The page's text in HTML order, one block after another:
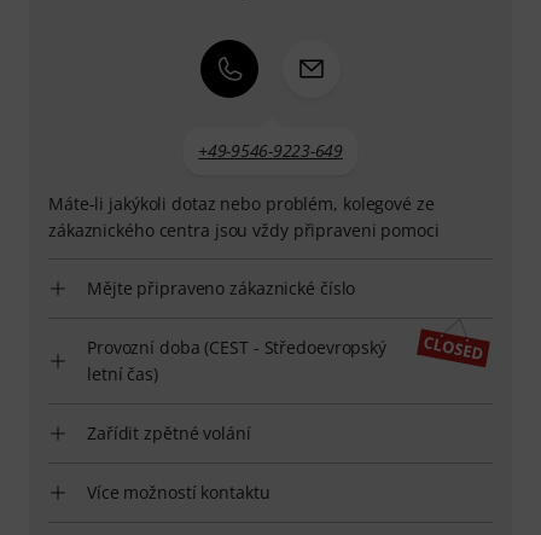
+49-9546-9223-649
Máte-li jakýkoli dotaz nebo problém, kolegové ze
zákaznického centra jsou vždy připraveni pomoci
Mějte připraveno zákaznické číslo
Provozní doba (CEST - Středoevropský
letní čas)
Zařídit zpětné volání
Více možností kontaktu